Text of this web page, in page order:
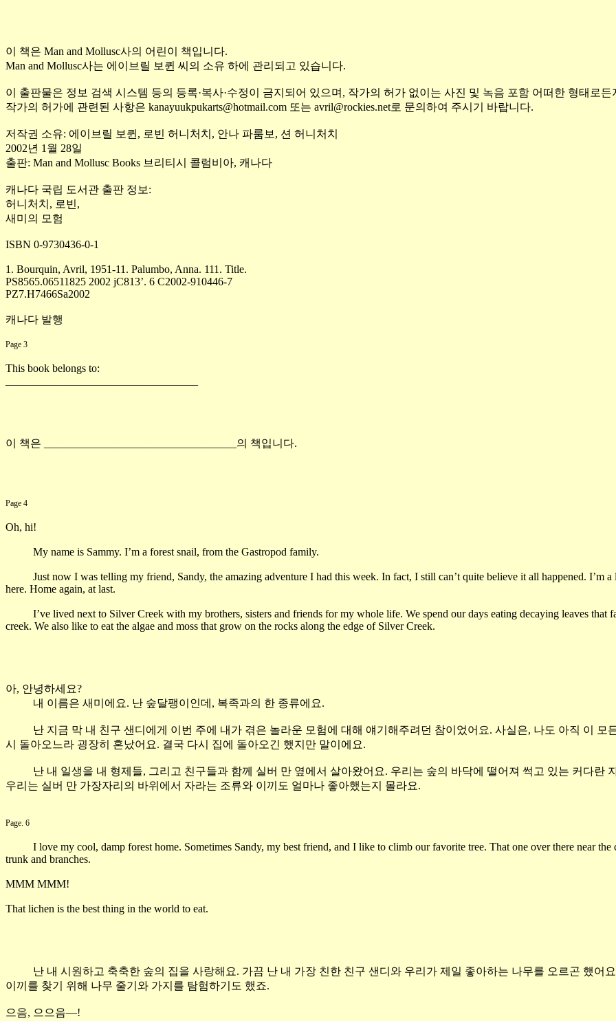
이 책은 Man and Mollusc사의 어린이 책입니다.
Man and Mollusc사는 에이브릴 보퀸 씨의 소유 하에 관리되고 있습니다.
이 출판물은 정보 검색 시스템 등의 등록·복사·수정이 금지되어 있으며 , 작가의 허가 없이는 사진 및 녹음 포함 어떠한 형태로
작가의 허가에 관련된 사항은 kanayuukpukarts@hotmail.com 또는 avril@rockies.net로 문의하여 주시기 바랍니다.
저작권 소유: 에이브릴 보퀸 , 로빈 허니처치 , 안나 파룸보 , 션 허니처치
2002년 1 월 28일
출판: Man and Mollusc Books 브리티시 콜럼비아, 캐나다
캐나다 국립 도서관 출판 정보 :
허니처치 , 로빈,
새미의 모험
ISBN 0-9730436-0-1
1. Bourquin, Avril, 1951-11. Palumbo, Anna. 111. Title.
PS8565.06511825 2002 jC813’. 6 C2002-910446-7
PZ7.H7466Sa2002
캐나다 발행
Page 3
This book belongs to:
이 책은 의 책입니다.
Page 4
Oh, hi!
My name is Sammy. I’m a forest snail, from the Gastropod family.
Just now I was telling my friend, Sandy, the amazing adventure I had this week. In fact, I still can’t quite believe it all happened. I’m
here. Home again, at last.
I’ve lived next to Silver Creek with my brothers, sisters and friends for my whole life. We spend our days eating decaying leaves
creek. We also like to eat the algae and moss that grow on the rocks along the edge of Silver Creek.
아, 안녕하세요?
내 이름은 새미에요. 난 숲달팽이인데 , 복족과의 한 종류에요.
난 지금 막 내 친구 샌디에게 이번 주에 내가 겪은 놀라운 모험에 대해 얘기해주려던 참이었어요. 사실은, 나도 아직 이 모
시 돌아오느라 굉장히 혼났어요. 결국 다시 집에 돌아오긴 했지만 말이에요.
난 내 일생을 내 형제들, 그리고 친구들과 함께 실버 만 옆에서 살아왔어요. 우리는 숲의 바닥에 떨어져 썩고 있는 커다란
우리는 실버 만 가장자리의 바위에서 자라는 조류와 이끼도 얼마나 좋아했는지 몰라요.
Page. 6
I love my cool, damp forest home. Sometimes Sandy, my best friend, and I like to climb our favorite tree. That one over there near
trunk and branches.
MMM MMM!
That lichen is the best thing in the world to eat.
난 내 시원하고 축축한 숲의 집을 사랑해요. 가끔 난 내 가장 친한 친구 샌디와 우리가 제일 좋아하는 나무를 오르곤 했어요
이끼를 찾기 위해 나무 줄기와 가지를 탐험하기도 했죠.
으음, 으으음—!